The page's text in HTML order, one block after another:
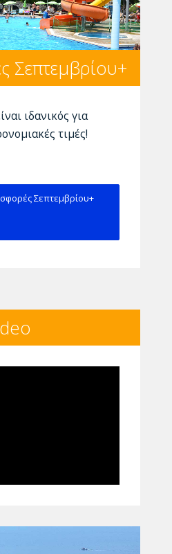
Σεπτεμβρίου+
ιδανικός για
τιμές!
Σεπτεμβρίου+